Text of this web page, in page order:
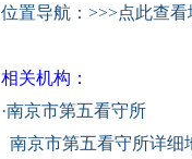
位置导航：>>>点此查
相关机构：
·南京市第五看守所
南京市第五看守所详细